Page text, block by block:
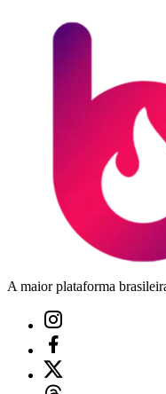
A maior plataforma